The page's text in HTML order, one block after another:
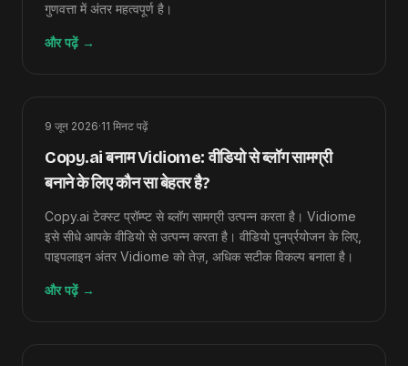
गुणवत्ता में अंतर महत्वपूर्ण है।
और पढ़ें→
9 जून 2026·11 मिनट पढ़ें
Copy.ai बनाम Vidiome: वीडियो से ब्लॉग सामग्री
बनाने के लिए कौन सा बेहतर है?
Copy.ai टेक्स्ट प्रॉम्प्ट से ब्लॉग सामग्री उत्पन्न करता है। Vidiome
इसे सीधे आपके वीडियो से उत्पन्न करता है। वीडियो पुनर्प्रयोजन के लिए,
पाइपलाइन अंतर Vidiome को तेज़, अधिक सटीक विकल्प बनाता है।
और पढ़ें→